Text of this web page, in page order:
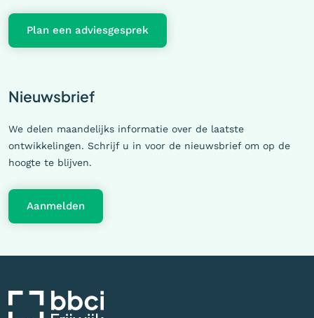
Plan een adviesgesprek
Nieuwsbrief
We delen maandelijks informatie over de laatste
ontwikkelingen. Schrijf u in voor de nieuwsbrief om op de
hoogte te blijven.
Aanmelden